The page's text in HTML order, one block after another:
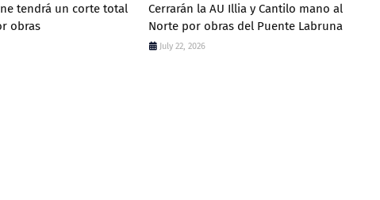
tendrá un corte total
obras
Cerrarán la AU Illia y Cantilo mano al
Norte por obras del Puente Labruna
July 22, 2026